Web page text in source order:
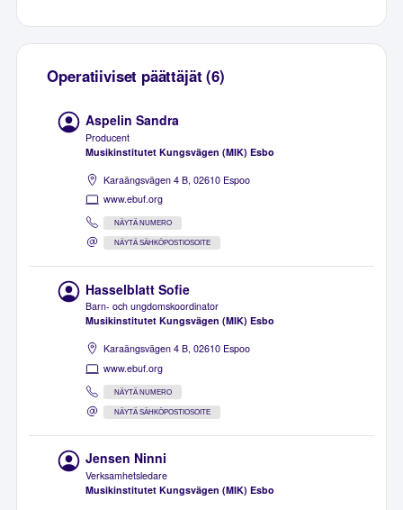
Operatiiviset päättäjät (6)
Aspelin Sandra
Producent
Musikinstitutet Kungsvägen (MIK) Esbo
Karaängsvägen 4 B, 02610 Espoo
www.ebuf.org
NÄYTÄ NUMERO
NÄYTÄ SÄHKÖPOSTIOSOITE
Hasselblatt Sofie
Barn- och ungdomskoordinator
Musikinstitutet Kungsvägen (MIK) Esbo
Karaängsvägen 4 B, 02610 Espoo
www.ebuf.org
NÄYTÄ NUMERO
NÄYTÄ SÄHKÖPOSTIOSOITE
Jensen Ninni
Verksamhetsledare
Musikinstitutet Kungsvägen (MIK) Esbo